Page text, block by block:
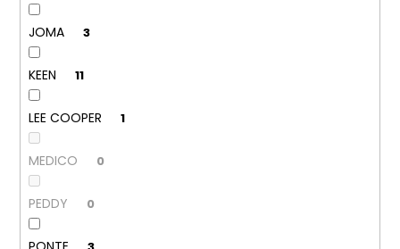
JOMA 3
KEEN 11
LEE COOPER 1
MEDICO 0
PEDDY 0